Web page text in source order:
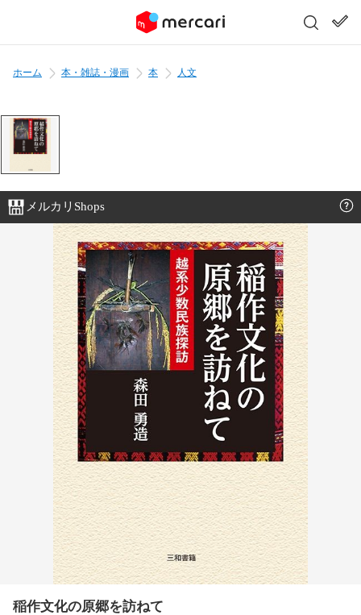
ホーム 本・雑誌・漫画 本 人文
メルカリShops
稲作文化の原郷を訪ねて